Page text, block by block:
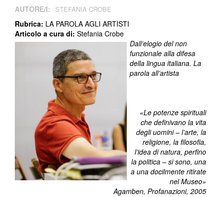
AUTORE/I: STEFANIA CROBE
Rubrica: LA PAROLA AGLI ARTISTI
Articolo a cura di: Stefania Crobe
Dall’elogio del non
funzionale alla difesa
della lingua italiana. La
parola all’artista
«Le potenze spirituali
che definivano la vita
degli uomini – l’arte, la
religione, la filosofia,
l’idea di natura, perfino
la politica – si sono, una
a una docilmente ritirate
nel Museo»
Agamben, Profanazioni, 2005